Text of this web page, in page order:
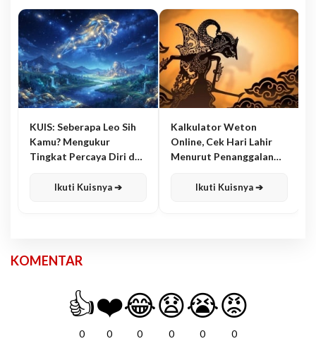
KUIS: Seberapa Leo Sih
Kamu? Mengukur
Tingkat Percaya Diri dan
Ikuti Kuisnya ➔
Kalkulator Weton
Online, Cek Hari Lahir
Menurut Penanggalan
Ikuti Kuisnya ➔
KOMENTAR
👍
0
❤️
0
😂
0
😧
0
😭
0
😡
0